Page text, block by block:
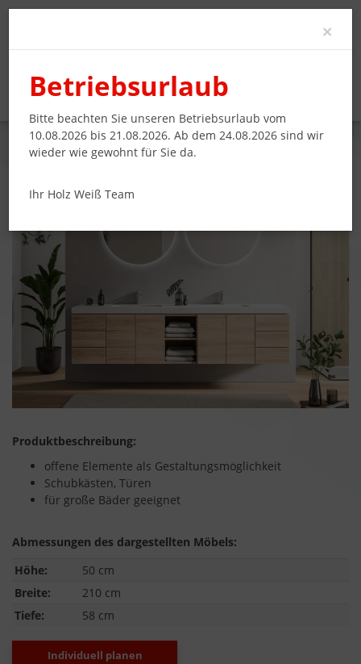
UNTERSCHRANK, EXTRA VIEL STAURAUM
Produktbeschreibung:
offene Elemente als Gestaltungsmöglichkeit
Schubkästen, Türen
für große Bäder geeignet
Abmessungen des dargestellten Möbels:
Höhe:
50 cm
Breite:
210 cm
Tiefe:
58 cm
Individuell planen
×
Betriebsurlaub
Bitte beachten Sie unseren Betriebsurlaub vom
10.08.2026 bis 21.08.2026. Ab dem 24.08.2026 sind wir
wieder wie gewohnt für Sie da.
Ihr Holz Weiß Team